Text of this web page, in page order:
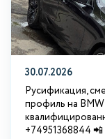
30.07.2026
Русификация,
профиль на
+74951368844